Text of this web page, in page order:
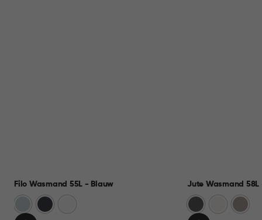
Filo Wasmand 55L - Blauw
BlauwAntraciet
Jute Wasmand
Antraciet Taupe